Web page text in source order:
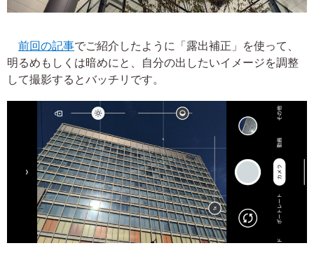
前回の記事でご紹介したように「露出補正」を使って、
明るめもしくは暗めにと、自分の出したいイメージを調整
して撮影するとバッチリです。